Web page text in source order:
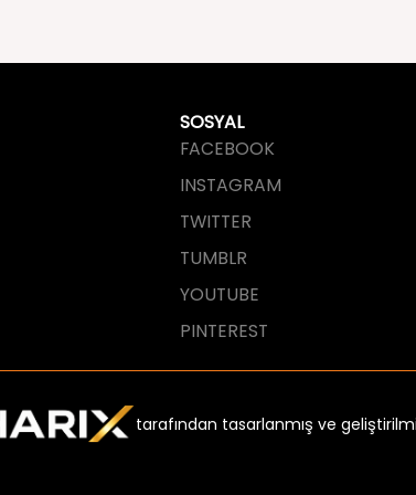
SOSYAL
FACEBOOK
INSTAGRAM
TWITTER
TUMBLR
YOUTUBE
PINTEREST
tarafından tasarlanmış ve